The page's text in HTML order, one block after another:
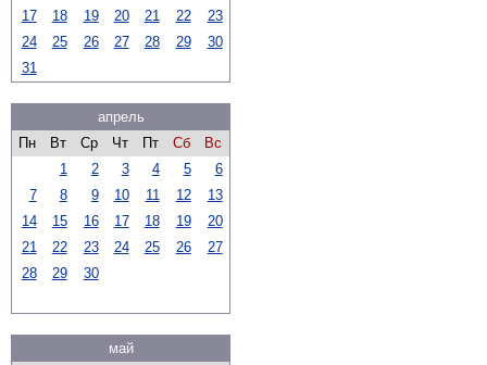
17
18 19 20 21 22
23
24
25 26 27 28 29
30
31
апрель
Пн
Вт Ср Чт Пт Сб
Вс
1
2 3 4 5
6
7
8 9 10 11 12
13
14
15 16 17 18 19
20
21
22 23 24 25 26
27
28
29 30
май